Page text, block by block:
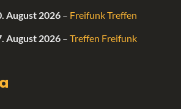
August 2026 – Freifunk Treffen
August 2026 – Treffen Freifunk